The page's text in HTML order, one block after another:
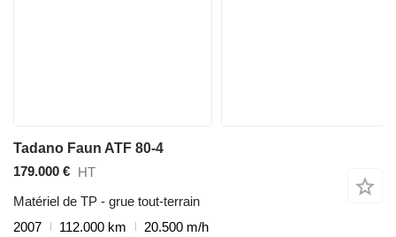
Tadano Faun ATF 80-4
179.000 €
HT
Matériel de TP - grue tout-terrain
2007
112.000 km
20.500 m/h